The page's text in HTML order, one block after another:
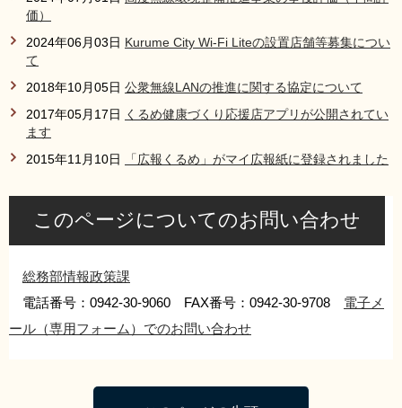
価）
2024年06月03日 Kurume City Wi-Fi Liteの設置店舗等募集につい
て
2018年10月05日 公衆無線LANの推進に関する協定について
2017年05月17日
くるめ健康づくり応援店アプリが公開されてい
ます
2015年11月10日
「広報くるめ」がマイ広報紙に登録されました
このページについてのお問い合わせ
総務部情報政策課
電話番号：0942-30-9060 FAX番号：0942-30-9708 電子メ
ール（専用フォーム）でのお問い合わせ